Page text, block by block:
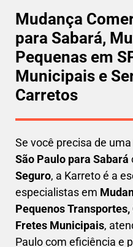
Mudança
para Sabará,
Pequenas em
Municipais e
Carretos
Se você precisa de uma
São Paulo para Sabará
Seguro, a Karreto é a
especialistas em
Pequenos
Fretes Municipais,
Paulo com eficiência e